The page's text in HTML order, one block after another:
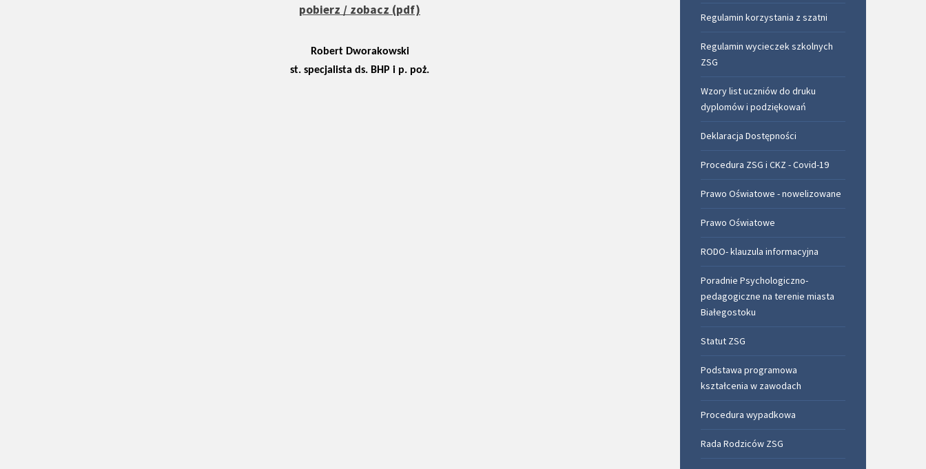
pobierz / zobacz (pdf)
Robert Dworakowski
st. specjalista ds. BHP i p. poż.
Regulamin korzystania z szatni
Regulamin wycieczek szkolnych
ZSG
Wzory list uczniów do druku
dyplomów i podziękowań
Deklaracja Dostępności
Procedura ZSG i CKZ - Covid-19
Prawo Oświatowe - nowelizowane
Prawo Oświatowe
RODO- klauzula informacyjna
Poradnie Psychologiczno-
pedagogiczne na terenie miasta
Białegostoku
Statut ZSG
Podstawa programowa
kształcenia w zawodach
Procedura wypadkowa
Rada Rodziców ZSG